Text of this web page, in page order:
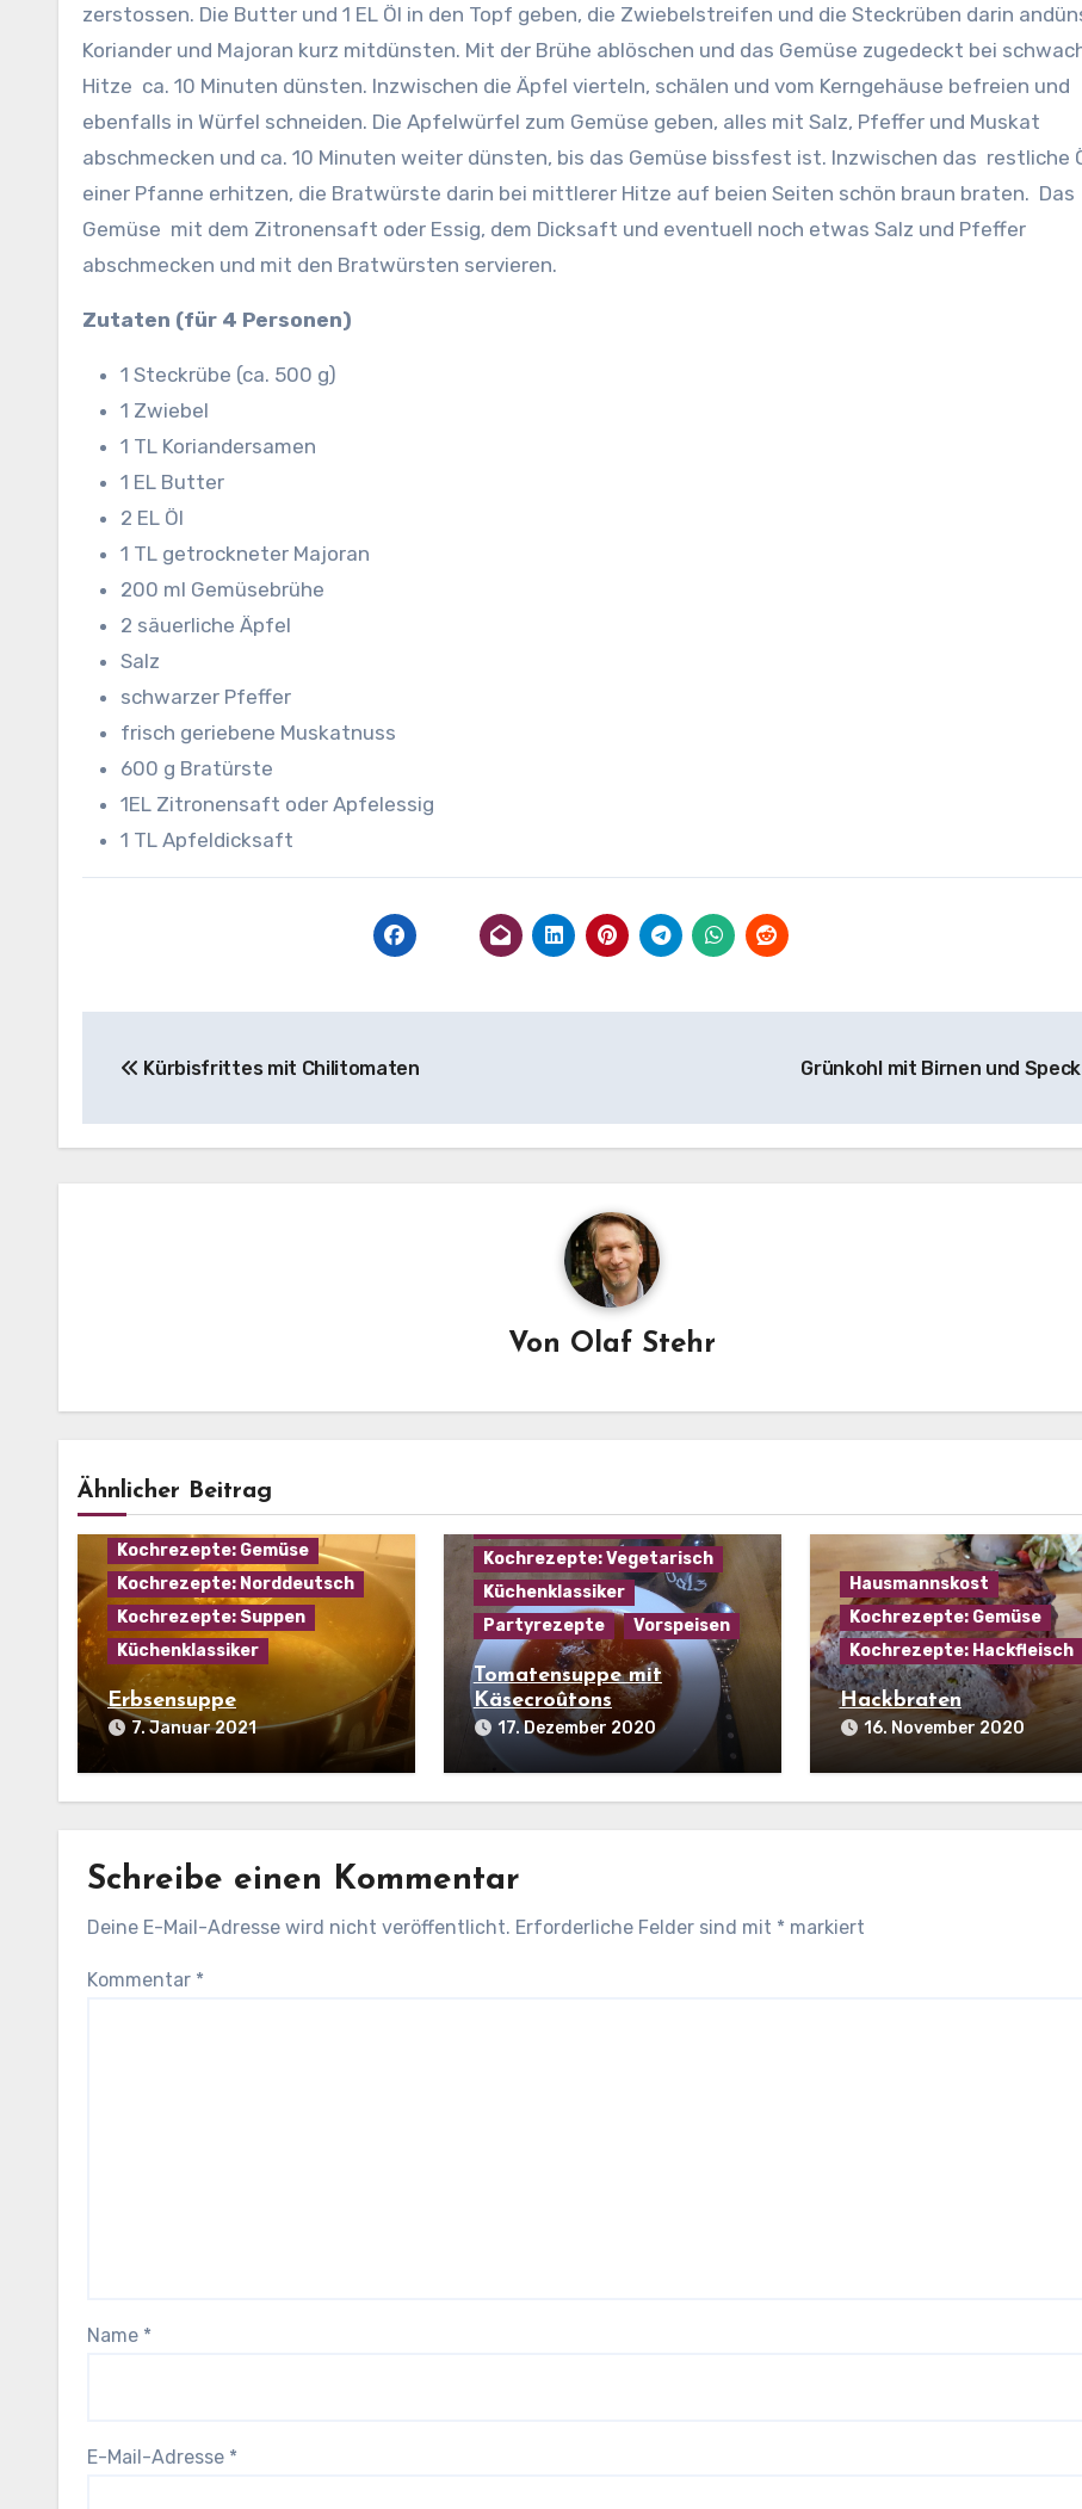
zerstossen. Die Butter und 1 EL Öl in den Topf geben, die Zwiebelstreifen und die Steckrüben darin
Koriander und Majoran kurz mitdünsten. Mit der Brühe ablöschen und das Gemüse zugedeckt bei
Hitze ca. 10 Minuten dünsten. Inzwischen die Äpfel vierteln, schälen und vom Kerngehäuse befreien und
ebenfalls in Würfel schneiden. Die Apfelwürfel zum Gemüse geben, alles mit Salz, Pfeffer und Muskat
abschmecken und ca. 10 Minuten weiter dünsten, bis das Gemüse bissfest ist. Inzwischen das restliche
einer Pfanne erhitzen, die Bratwürste darin bei mittlerer Hitze auf beien Seiten schön braun braten. Das
Gemüse mit dem Zitronensaft oder Essig, dem Dicksaft und eventuell noch etwas Salz und Pfeffer
abschmecken und mit den Bratwürsten servieren.
Zutaten (für 4 Personen)
1 Steckrübe (ca. 500 g)
1 Zwiebel
1 TL Koriandersamen
1 EL Butter
2 EL Öl
1 TL getrockneter Majoran
200 ml Gemüsebrühe
2 säuerliche Äpfel
Salz
schwarzer Pfeffer
frisch geriebene Muskatnuss
600 g Bratürste
1EL Zitronensaft oder Apfelessig
1 TL Apfeldicksaft
Kürbisfrittes mit Chilitomaten Grünkohl mit Birnen und Speck
Von Olaf Stehr
Ähnlicher Beitrag
Eintopf
Hausmannskost
Kochrezepte: Fleisch
Kochrezepte: Gemüse
Kochrezepte: Norddeutsch
Kochrezepte: Suppen
Küchenklassiker
Erbsensuppe
7. Januar 2021
Kochrezepte: Vegetarisch
Küchenklassiker
Partyrezepte
Vorspeisen
Tomatensuppe mit
Käsecroûtons
17. Dezember 2020
Hausmannskost
Kochrezepte: Gemüse
Kochrezepte: Hackfleisch
Hackbraten
16. November 2020
Schreibe einen Kommentar
Deine E-Mail-Adresse wird nicht veröffentlicht. Erforderliche Felder sind mit * markiert
Kommentar *
Name *
E-Mail-Adresse *